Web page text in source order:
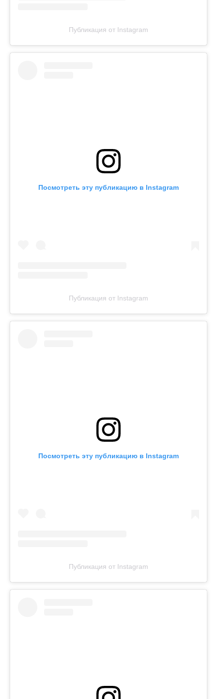
Публикация от Instagram
Посмотреть эту публикацию в Instagram
Публикация от Instagram
Посмотреть эту публикацию в Instagram
Публикация от Instagram